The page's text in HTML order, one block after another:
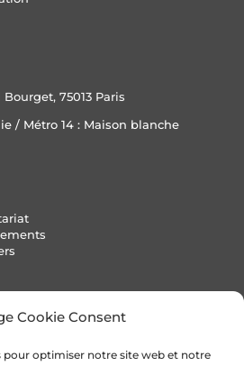
Cookie Consent
pour optimiser notre site web et notre
75013 Paris
/ Métro 14 : Maison blanche
(UE)